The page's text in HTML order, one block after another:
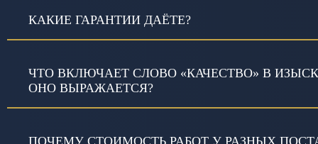
КАКИЕ ГАРАНТИИ ДАЁТЕ?
ЧТО ВКЛЮЧАЕТ СЛОВО «КАЧЕСТВО» В
ОНО ВЫРАЖАЕТСЯ?